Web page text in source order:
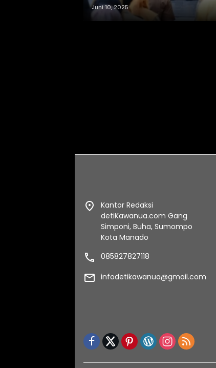
Juni 10, 2025
Kantor Redaksi
detiKawanua.com Gang
Simponi, Buha, Sumompo
Kota Manado
085827827118
infodetikawanua@gmail.com